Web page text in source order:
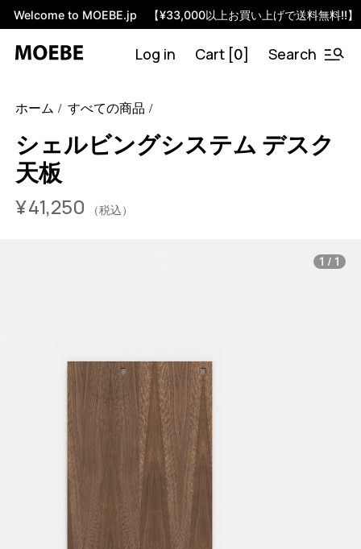
Welcome to MOEBE.jp 【¥33,000以上お買い上げで送料無料!!】
Log in Cart [0] Search
top-board?variant=46454363586792
ホーム すべての商品
シェルビングシステム デスク
天板
¥41,250 （税込）
1 / 1